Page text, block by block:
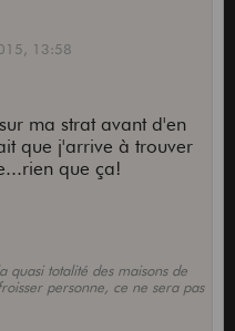
13:58
ma strat avant d'en
que j'arrive à trouver
que ça!
quasi totalité des maisons de
personne, ce ne sera pas